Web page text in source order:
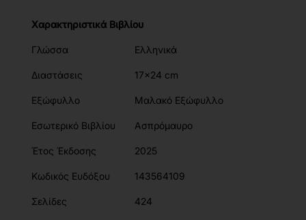
Χαρακτηριστικά Βιβλίου
Γλώσσα Ελληνικά
Διαστάσεις 17x24 cm
Εξώφυλλο Μαλακό Εξώφυλλο
Εσωτερικό Βιβλίου Ασπρόμαυρο
Έτος Έκδοσης 2025
Κωδικός Ευδόξου 143564109
Σελίδες 424